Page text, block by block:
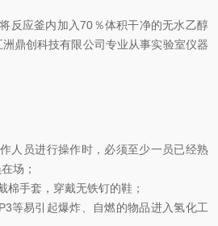
反应釜内加入70％体积干净的无水乙醇
鼎创科技有限公司专业从事实验室仪器
人员进行操作时，必须至少一员已经熟
场；
棉手套，穿戴无铁钉的鞋；
等易引起爆炸、自燃的物品进入氢化工